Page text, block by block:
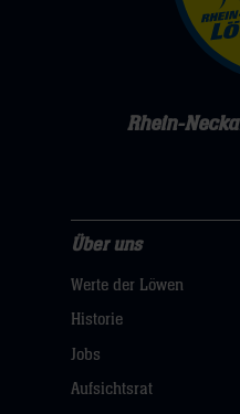
Rhein-
uns
Navigation
öffnen,
dann
Über uns
Werte der Löwen
Historie
Jobs
Aufsichtsrat